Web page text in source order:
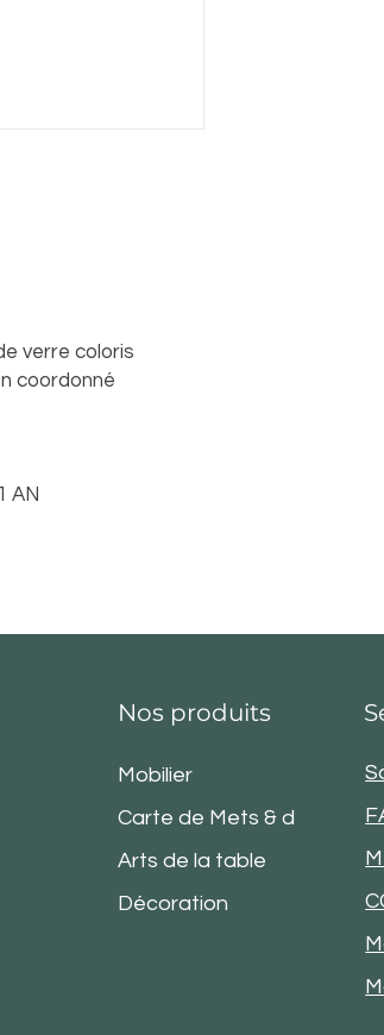
verre coloris
coordonné
AN
Nos produits
Mobilier
Carte de Mets & de Vins
Arts de la table
Décoration